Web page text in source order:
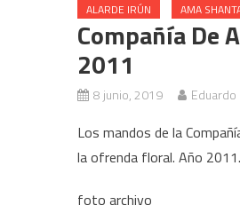
ALARDE IRÚN AMA
Compañía De
2011
8 junio, 2019 Eduardo
Los mandos de la
la ofrenda floral. Año 2011.
foto archivo